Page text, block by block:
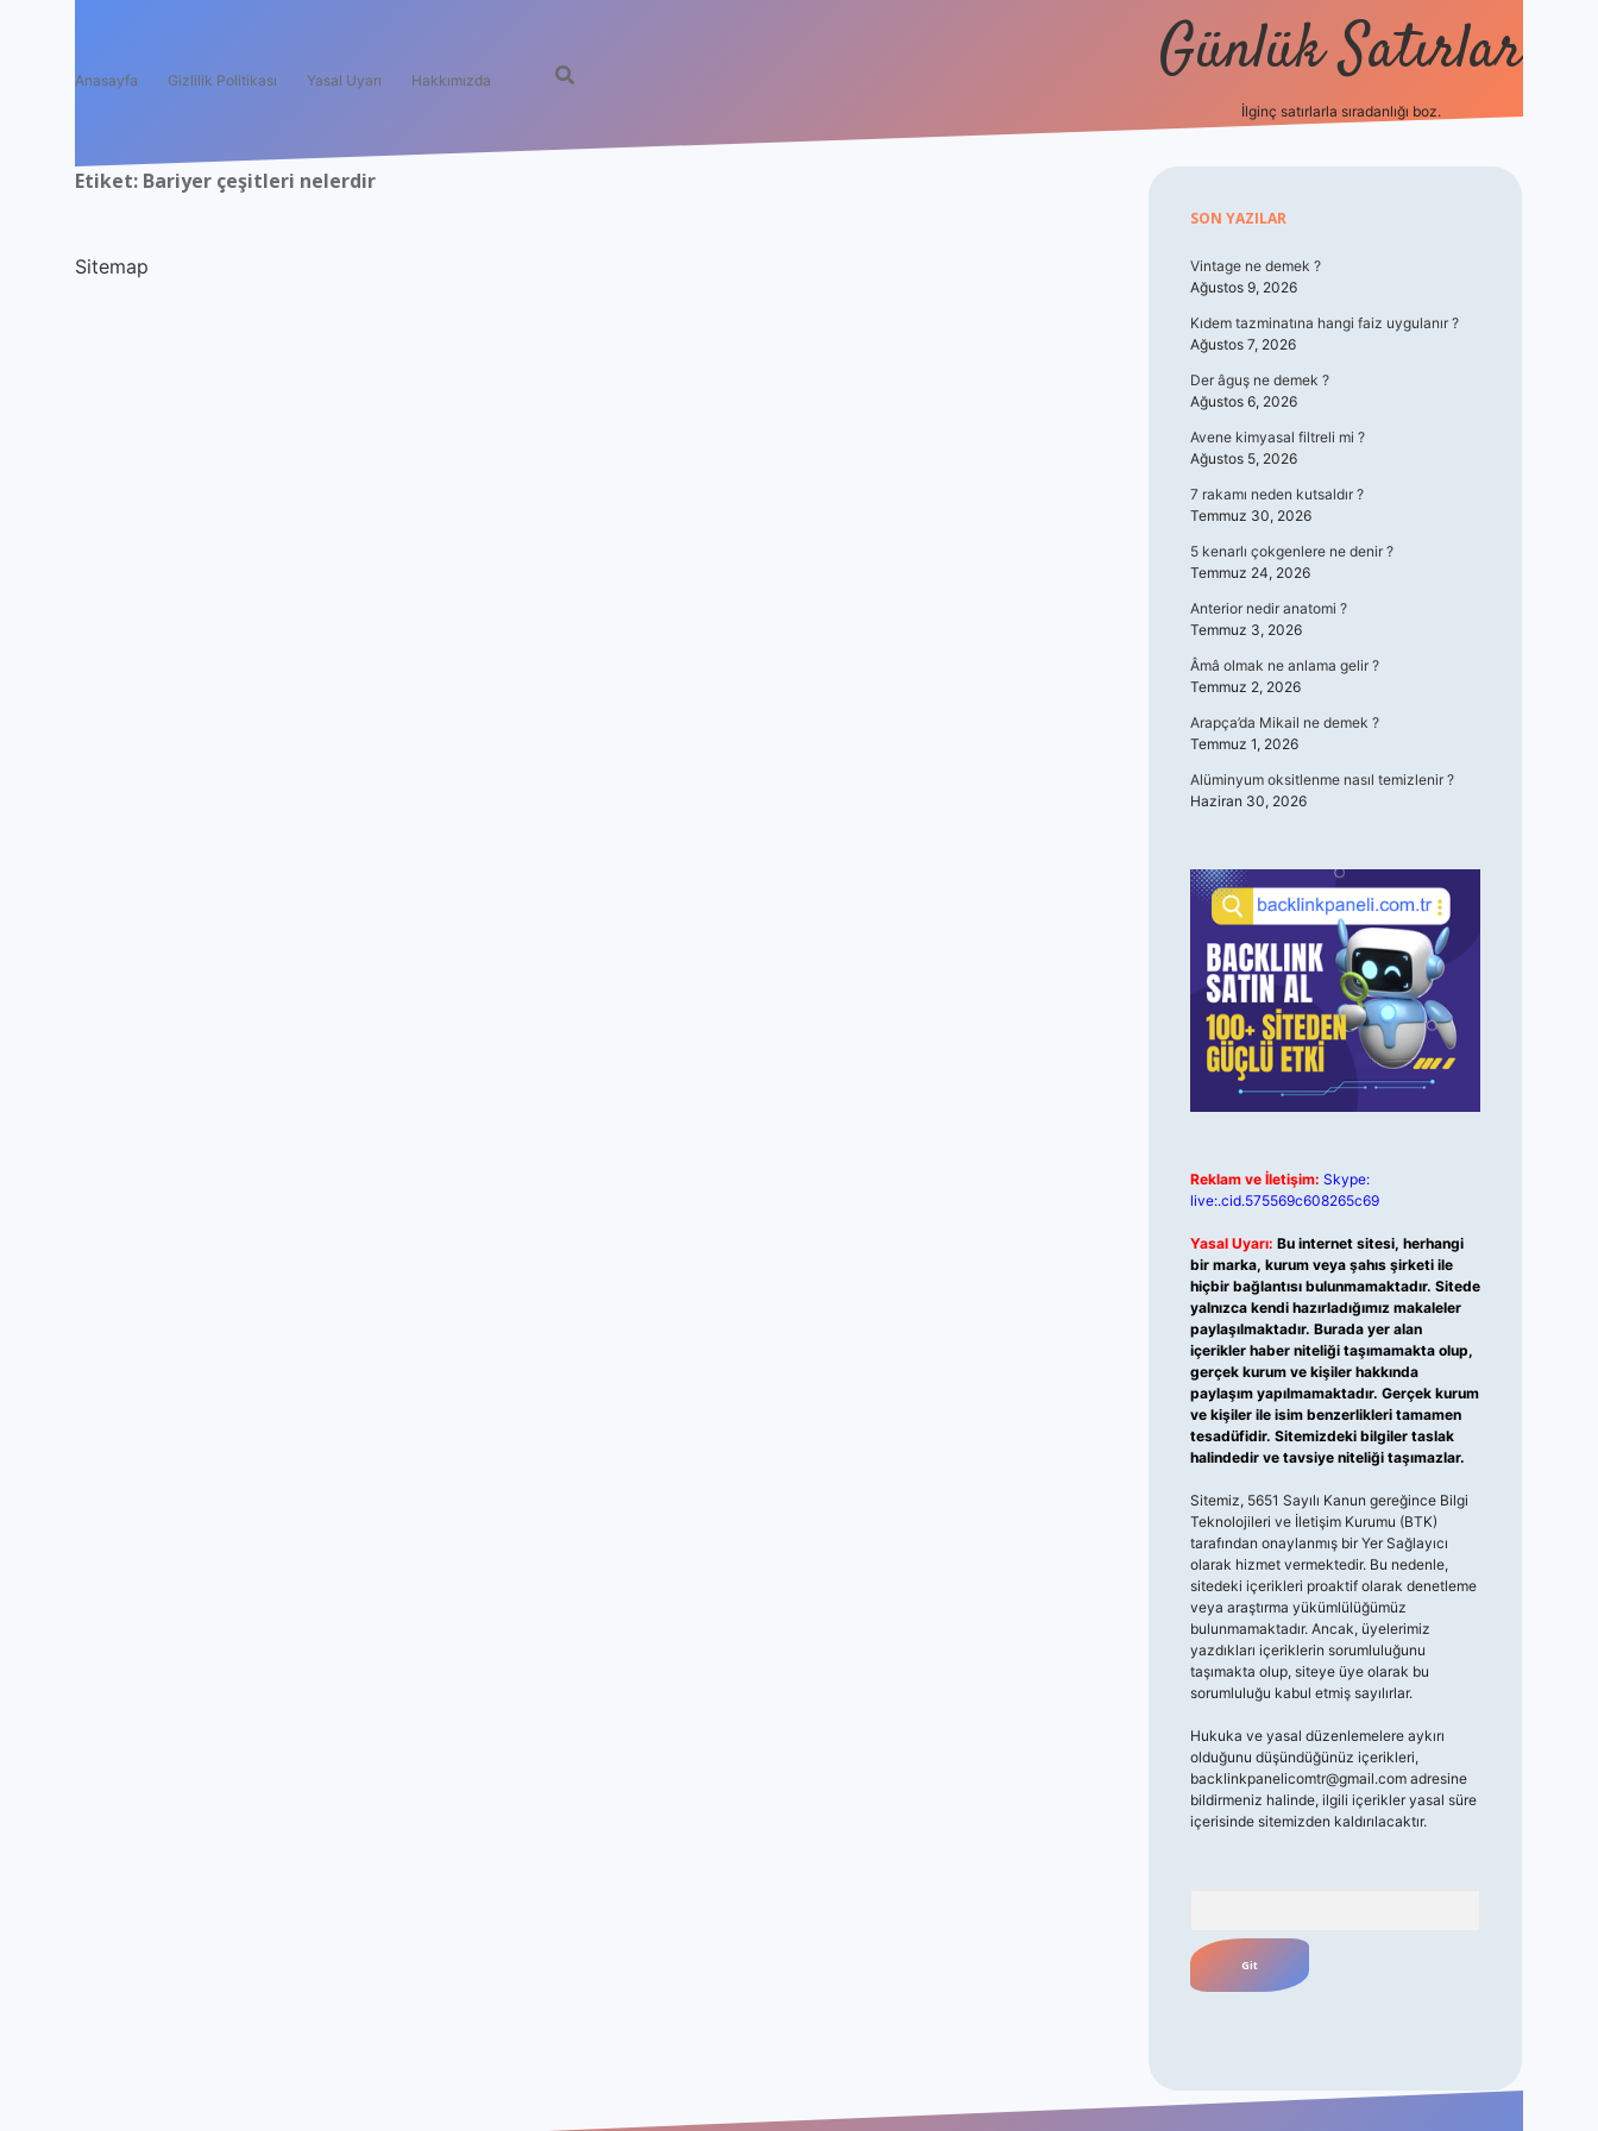
Anasayfa Gizlilik Politikası Yasal Uyarı Hakkımızda Günlük Satırlar
İlginç satırlarla sıradanlığı boz.
Etiket: Bariyer çeşitleri nelerdir
Sitemap
Sidebar
SON YAZILAR
Vintage ne demek ?
Ağustos 9, 2026
Kıdem tazminatına hangi faiz uygulanır ?
Ağustos 7, 2026
Der âguş ne demek ?
Ağustos 6, 2026
Avene kimyasal filtreli mi ?
Ağustos 5, 2026
7 rakamı neden kutsaldır ?
Temmuz 30, 2026
5 kenarlı çokgenlere ne denir ?
Temmuz 24, 2026
Anterior nedir anatomi ?
Temmuz 3, 2026
Âmâ olmak ne anlama gelir ?
Temmuz 2, 2026
Arapça’da Mikail ne demek ?
Temmuz 1, 2026
Alüminyum oksitlenme nasıl temizlenir ?
Haziran 30, 2026
Reklam ve İletişim: Skype:
live:.cid.575569c608265c69
Yasal Uyarı: Bu internet sitesi, herhangi
bir marka, kurum veya şahıs şirketi ile
hiçbir bağlantısı bulunmamaktadır. Sitede
yalnızca kendi hazırladığımız makaleler
paylaşılmaktadır. Burada yer alan
içerikler haber niteliği taşımamakta olup,
gerçek kurum ve kişiler hakkında
paylaşım yapılmamaktadır. Gerçek kurum
ve kişiler ile isim benzerlikleri tamamen
tesadüfidir. Sitemizdeki bilgiler taslak
halindedir ve tavsiye niteliği taşımazlar.
Sitemiz, 5651 Sayılı Kanun gereğince Bilgi
Teknolojileri ve İletişim Kurumu (BTK)
tarafından onaylanmış bir Yer Sağlayıcı
olarak hizmet vermektedir. Bu nedenle,
sitedeki içerikleri proaktif olarak denetleme
veya araştırma yükümlülüğümüz
bulunmamaktadır. Ancak, üyelerimiz
yazdıkları içeriklerin sorumluluğunu
taşımakta olup, siteye üye olarak bu
sorumluluğu kabul etmiş sayılırlar.
Hukuka ve yasal düzenlemelere aykırı
olduğunu düşündüğünüz içerikleri,
backlinkpanelicomtr@gmail.comadresine
bildirmeniz halinde, ilgili içerikler yasal süre
içerisinde sitemizden kaldırılacaktır.